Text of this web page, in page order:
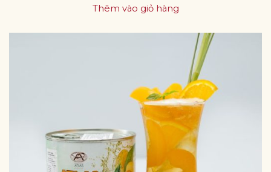
Thêm vào giỏ hàng